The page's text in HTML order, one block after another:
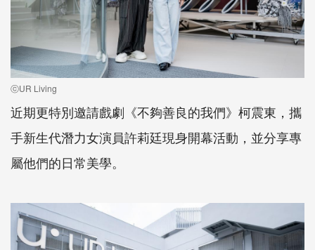
ⓒUR Living
近期更特別邀請戲劇 《不夠善良的我們》 柯震東，攜
手新生代潛力女演員許莉廷現身開幕活動，並分享專
屬他們的日常美學。